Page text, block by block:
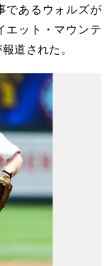
であるウォルズが
エット・マウンテ
道された。